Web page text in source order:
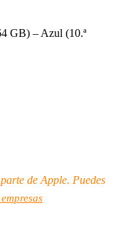
GB) – Azul (10.ª
de Apple. Puedes